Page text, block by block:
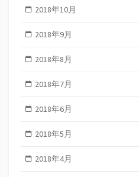
2018年10月
2018年9月
2018年8月
2018年7月
2018年6月
2018年5月
2018年4月